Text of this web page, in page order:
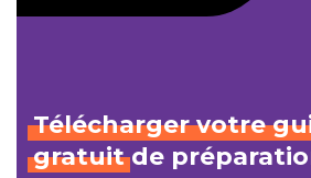
Télécharger votre
gratuitde